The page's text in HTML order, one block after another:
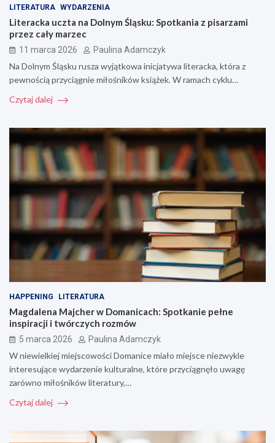
LITERATURA WYDARZENIA
Literacka uczta na Dolnym Śląsku: Spotkania z pisarzami
przez cały marzec
11 marca 2026 Paulina Adamczyk
Na Dolnym Śląsku rusza wyjątkowa inicjatywa literacka, która z
pewnością przyciągnie miłośników książek. W ramach cyklu…
Czytaj dalej
HAPPENING LITERATURA
Magdalena Majcher w Domanicach: Spotkanie pełne
inspiracji i twórczych rozmów
5 marca 2026 Paulina Adamczyk
W niewielkiej miejscowości Domanice miało miejsce niezwykle
interesujące wydarzenie kulturalne, które przyciągnęło uwagę
zarówno miłośników literatury,…
Czytaj dalej